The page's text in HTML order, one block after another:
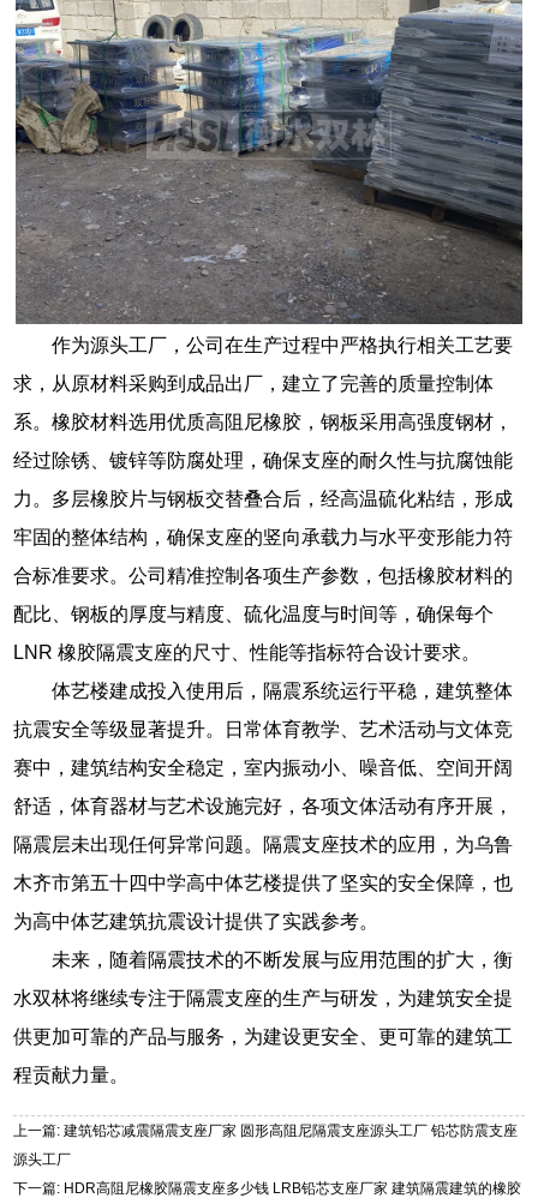
作为源头工厂，公司在生产过程中严格执行相关工艺要
求，从原材料采购到成品出厂，建立了完善的质量控制体
系。橡胶材料选用优质高阻尼橡胶，钢板采用高强度钢材，
经过除锈、镀锌等防腐处理，确保支座的耐久性与抗腐蚀能
力。多层橡胶片与钢板交替叠合后，经高温硫化粘结，形成
牢固的整体结构，确保支座的竖向承载力与水平变形能力符
合标准要求。公司精准控制各项生产参数，包括橡胶材料的
配比、钢板的厚度与精度、硫化温度与时间等，确保每个
LNR 橡胶隔震支座的尺寸、性能等指标符合设计要求。
体艺楼建成投入使用后，隔震系统运行平稳，建筑整体
抗震安全等级显著提升。日常体育教学、艺术活动与文体竞
赛中，建筑结构安全稳定，室内振动小、噪音低、空间开阔
舒适，体育器材与艺术设施完好，各项文体活动有序开展，
隔震层未出现任何异常问题。隔震支座技术的应用，为乌鲁
木齐市第五十四中学高中体艺楼提供了坚实的安全保障，也
为高中体艺建筑抗震设计提供了实践参考。
未来，随着隔震技术的不断发展与应用范围的扩大，衡
水双林将继续专注于隔震支座的生产与研发，为建筑安全提
供更加可靠的产品与服务，为建设更安全、更可靠的建筑工
程贡献力量。
上一篇: 建筑铅芯减震隔震支座厂家 圆形高阻尼隔震支座源头工厂 铅芯防震支座
源头工厂
下一篇: HDR高阻尼橡胶隔震支座多少钱 LRB铅芯支座厂家 建筑隔震建筑的橡胶